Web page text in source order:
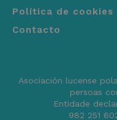
Política de cookies
Contacto
Asociación lucense
persoas
Entidade
982 251